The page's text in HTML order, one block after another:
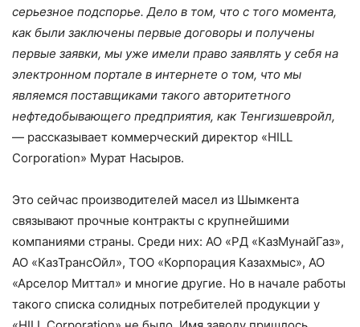
серьезное подспорье. Дело в том, что с того момента,
как были заключены первые договоры и получены
первые заявки, мы уже имели право заявлять у себя на
электронном портале в интернете о том, что мы
являемся поставщиками такого авторитетного
нефтедобывающего предприятия, как Тенгизшевройл,
— рассказывает коммерческий директор «HILL
Corporation» Мурат Насыров.
Это сейчас производителей масел из Шымкента
связывают прочные контракты с крупнейшими
компаниями страны. Среди них: АО «РД «КазМунайГаз»,
АО «КазТрансОйл», ТОО «Корпорация Казахмыс», АО
«Арселор Миттал» и многие другие. Но в начале работы
такого списка солидных потребителей продукции у